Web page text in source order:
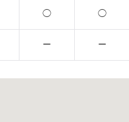
◯ ◯
ー ー